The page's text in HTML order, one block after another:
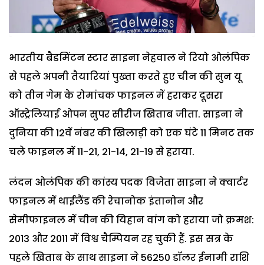
भारतीय बैडमिंटन स्टार साइना नेहवाल ने रियो ओलंपिक
से पहले अपनी तैयारियां पुख्ता करते हुए चीन की सुन यू
को तीन गेम के रोमांचक फाइनल में हराकर दूसरा
ऑस्ट्रेलियाई ओपन सुपर सीरीज खिताब जीता. साइना ने
दुनिया की 12वें नंबर की खिलाड़ी को एक घंटे 11 मिनट तक
चले फाइनल में 11-21, 21-14, 21-19 से हराया.
लंदन ओलंपिक की कांस्य पदक विजेता साइना ने क्वार्टर
फाइनल में थाईलैंड की रेचानोक इंतानोन और
सेमीफाइनल में चीन की यिहान वांग को हराया जो क्रमश:
2013 और 2011 में विश्व चैम्पियन रह चुकी हैं. इस सत्र के
पहले खिताब के साथ साइना ने 56250 डॉलर ईनामी राशि